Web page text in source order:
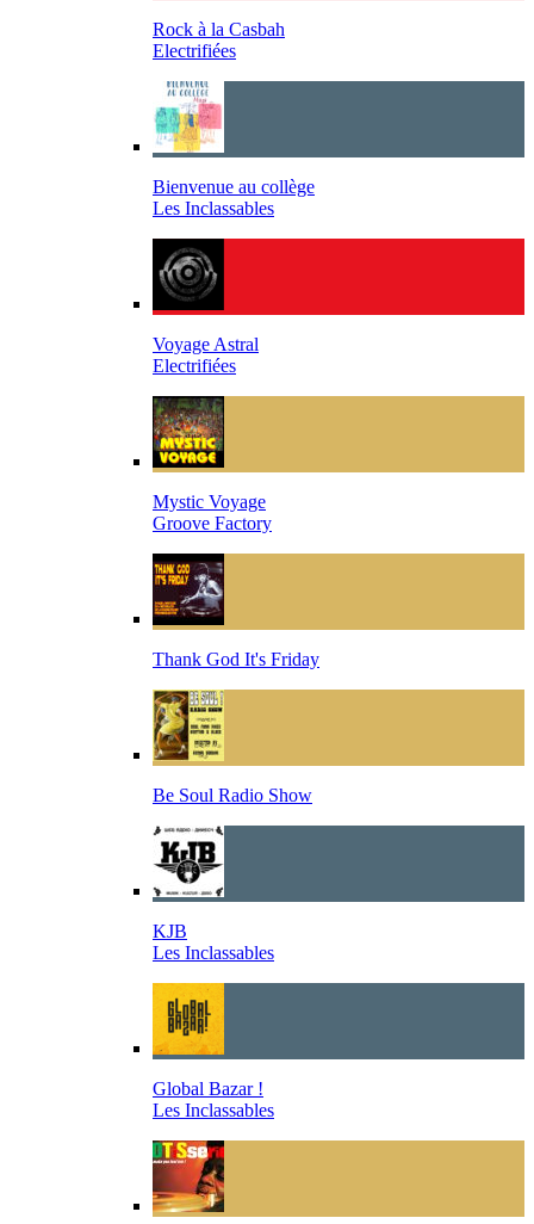
Rock à la Casbah
Electrifiées
Bienvenue au collège
Les Inclassables
Voyage Astral
Electrifiées
Mystic Voyage
Groove Factory
Thank God It's Friday
Be Soul Radio Show
KJB
Les Inclassables
Global Bazar !
Les Inclassables